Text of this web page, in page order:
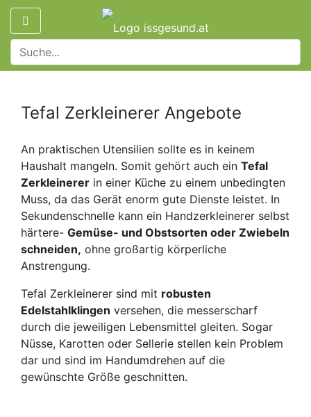
Tefal Zerkleinerer Angebote
An praktischen Utensilien sollte es in keinem
Haushalt mangeln. Somit gehört auch ein Tefal
Zerkleinerer in einer Küche zu einem unbedingten
Muss, da das Gerät enorm gute Dienste leistet. In
Sekundenschnelle kann ein Handzerkleinerer selbst
härtere- Gemüse- und Obstsorten oder Zwiebeln
schneiden, ohne großartig körperliche
Anstrengung.
Tefal Zerkleinerer sind mit robusten
Edelstahlklingen versehen, die messerscharf
durch die jeweiligen Lebensmittel gleiten. Sogar
Nüsse, Karotten oder Sellerie stellen kein Problem
dar und sind im Handumdrehen auf die
gewünschte Größe geschnitten.